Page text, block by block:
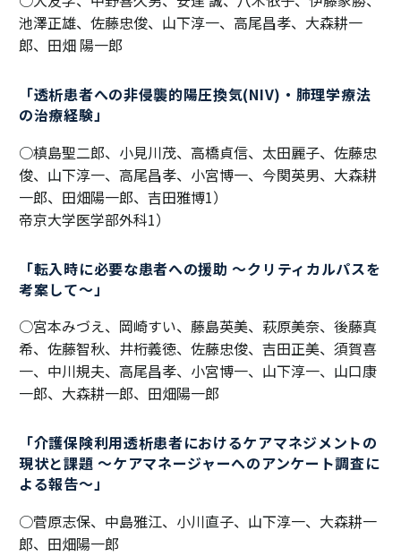
池澤正雄、佐藤忠俊、山下淳一、高尾昌孝、大森耕一
郎、田畑 陽一郎
「透析患者への非侵襲的陽圧換気(NIV)・肺理学療法
の治療経験」
○槙島聖二郎、小見川茂、高橋貞信、太田麗子、佐藤忠
俊、山下淳一、高尾昌孝、小宮博一、今関英男、大森耕
一郎、田畑陽一郎、吉田雅博1）
帝京大学医学部外科1）
「転入時に必要な患者への援助 ～クリティカルパスを
考案して～」
○宮本みづえ、岡崎すい、藤島英美、萩原美奈、後藤真
希、佐藤智秋、井桁義徳、佐藤忠俊、吉田正美、須賀喜
一、中川規夫、高尾昌孝、小宮博一、山下淳一、山口康
一郎、大森耕一郎、田畑陽一郎
「介護保険利用透析患者におけるケアマネジメントの
現状と課題 ～ケアマネージャーへのアンケート調査に
よる報告～」
○菅原志保、中島雅江、小川直子、山下淳一、大森耕一
郎、田畑陽一郎